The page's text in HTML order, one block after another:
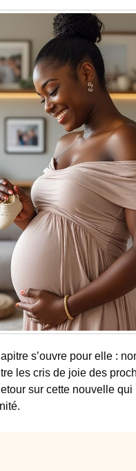
s’ouvre pour elle :
les cris de joie des
sur cette nouvelle